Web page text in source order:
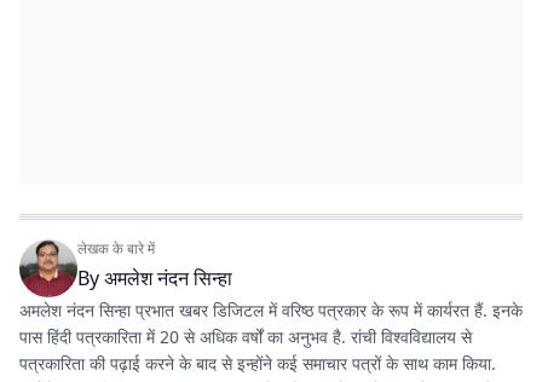
लेखक के बारे में
Byअमलेश नंदन सिन्हा
अमलेश नंदन सिन्हा प्रभात खबर डिजिटल में वरिष्ठ पत्रकार के रूप में कार्यरत हैं. इनके
पास हिंदी पत्रकारिता में 20 से अधिक वर्षों का अनुभव है. रांची विश्वविद्यालय से
पत्रकारिता की पढ़ाई करने के बाद से इन्होंने कई समाचार पत्रों के साथ काम किया.